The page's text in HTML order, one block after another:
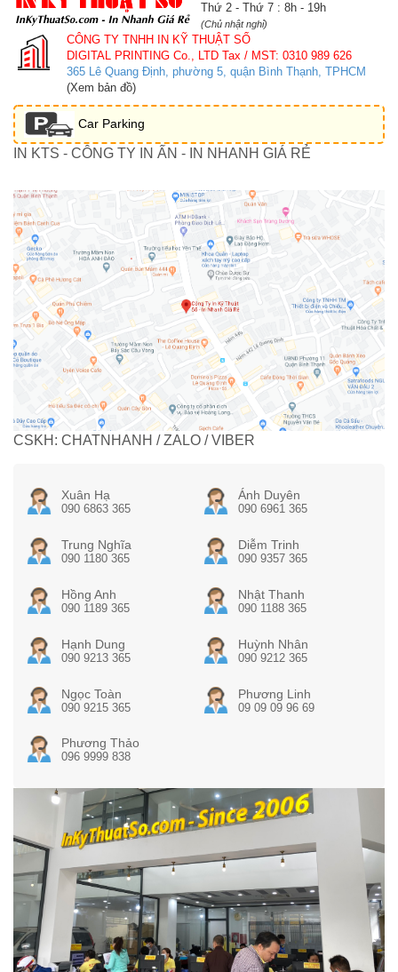
Thứ 2 - Thứ 7 : 8h - 19h
(Chủ nhật nghỉ)
CÔNG TY TNHH IN KỸ THUẬT SỐ
DIGITAL PRINTING Co., LTD Tax / MST: 0310 989 626
365 Lê Quang Định, phường 5, quận Bình Thạnh, TPHCM
(Xem bản đồ)
Car Parking
IN KTS - CÔNG TY IN ẤN - IN NHANH GIÁ RẺ
CSKH: CHATNHANH / ZALO / VIBER
Xuân Hạ
090 6863 365
Ánh Duyên
090 6961 365
Trung Nghĩa
090 1180 365
Diễm Trinh
090 9357 365
Hồng Anh
090 1189 365
Nhật Thanh
090 1188 365
Hạnh Dung
090 9213 365
Huỳnh Nhân
090 9212 365
Ngọc Toàn
090 9215 365
Phương Linh
09 09 09 96 69
Phương Thảo
096 9999 838